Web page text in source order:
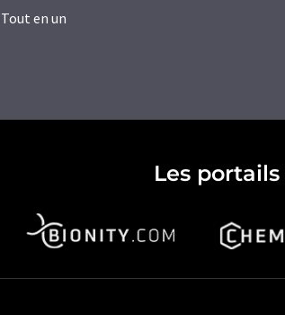
Tout en un
Les portails